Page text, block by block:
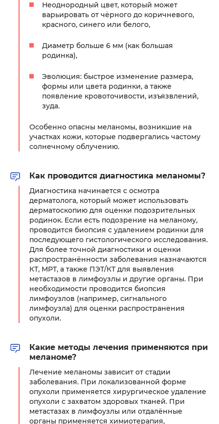
Неоднородный цвет, который может
варьировать от чёрного до коричневого,
красного, синего или белого,
Диаметр больше 6 мм (как большая
родинка),
Эволюция: быстрое изменение размера,
формы или цвета родинки, а также
появление кровоточивости, изъязвлений,
зуда.
Особенно опасны меланомы, возникшие на
участках кожи, которые подвергались частому
солнечному облучению.
Как проводится диагностика меланомы?
Диагностика начинается с осмотра
дерматолога, который может использовать
дерматоскопию для оценки подозрительных
родинок. Если есть подозрение на меланому,
проводится биопсия с удалением родинки для
последующего гистологического исследования.
Для более точной диагностики и оценки
распространённости заболевания назначаются
КТ, МРТ, а также ПЭТ/КТ для выявления
метастазов в лимфоузлы и другие органы. При
необходимости проводится биопсия
лимфоузлов (например, сигнального
лимфоузла) для оценки распространения
опухоли.
Какие методы лечения применяются при
меланоме?
Лечение меланомы зависит от стадии
заболевания. При локализованной форме
опухоли применяется хирургическое удаление
опухоли с захватом здоровых тканей. При
метастазах в лимфоузлы или отдалённые
органы применяется химиотерапия,